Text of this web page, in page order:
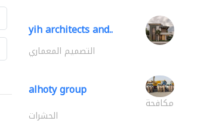
yih architects and..
التصميم المعماري
alhoty group
مكافحة
الحشرات